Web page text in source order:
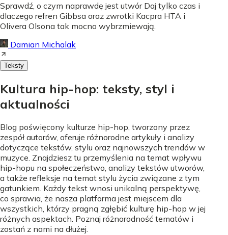
Sprawdź, o czym naprawdę jest utwór Daj tylko czas i
dlaczego refren Gibbsa oraz zwrotki Kacpra HTA i
Olivera Olsona tak mocno wybrzmiewają.
Damian Michalak
Teksty
Kultura hip-hop: teksty, styl i
aktualności
Blog poświęcony kulturze hip-hop, tworzony przez
zespół autorów, oferuje różnorodne artykuły i analizy
dotyczące tekstów, stylu oraz najnowszych trendów w
muzyce. Znajdziesz tu przemyślenia na temat wpływu
hip-hopu na społeczeństwo, analizy tekstów utworów,
a także refleksje na temat stylu życia związane z tym
gatunkiem. Każdy tekst wnosi unikalną perspektywę,
co sprawia, że nasza platforma jest miejscem dla
wszystkich, którzy pragną zgłębić kulturę hip-hop w jej
różnych aspektach. Poznaj różnorodność tematów i
zostań z nami na dłużej.